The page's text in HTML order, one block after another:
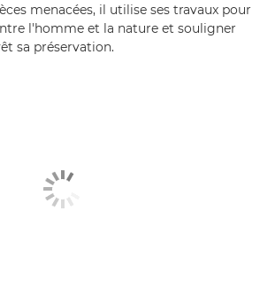
menacées, il utilise ses travaux pour
l'homme et la nature et souligner
sa préservation.